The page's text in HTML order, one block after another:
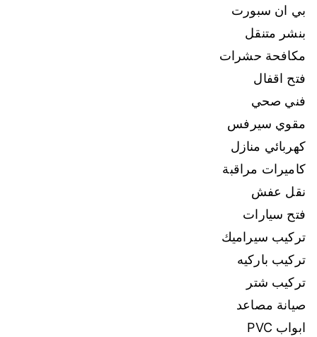
بي ان سبورت
بنشر متنقل
مكافحة حشرات
فتح اقفال
فني صحي
مقوي سيرفس
كهربائي منازل
كاميرات مراقبة
نقل عفش
فتح سيارات
تركيب سيراميك
تركيب باركيه
تركيب شتر
صيانة مصاعد
ابواب PVC